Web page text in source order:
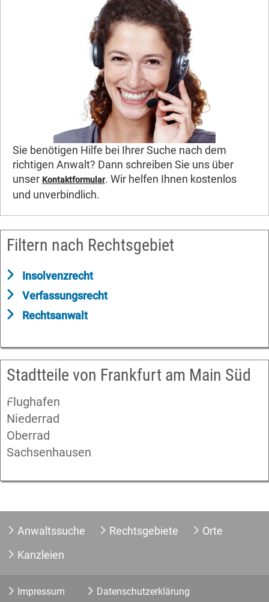
Sie benötigen Hilfe bei Ihrer Suche nach dem
richtigen Anwalt? Dann schreiben Sie uns über
unser Kontaktformular. Wir helfen Ihnen kostenlos
und unverbindlich.
Filtern nach Rechtsgebiet
Insolvenzrecht
Verfassungsrecht
Rechtsanwalt
Stadtteile von Frankfurt am Main Süd
Flughafen
Niederrad
Oberrad
Sachsenhausen
Anwaltssuche Rechtsgebiete
Orte
Kanzleien
Impressum Datenschutzerklärung